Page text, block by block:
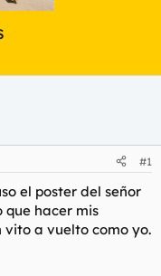
#1
el poster del señor
que hacer mis
vito a vuelto como yo.